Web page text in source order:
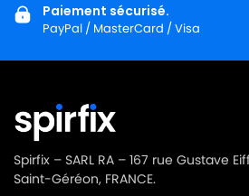
Paiement sécurisé.
PayPal / MasterCard / Visa
Spirfix – SARL RA – 167 rue Gustave
Saint-Géréon, FRANCE.